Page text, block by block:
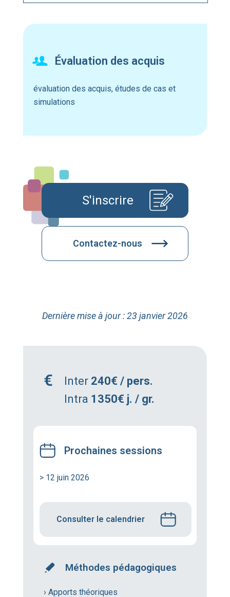
Évaluation des acquis
évaluation des acquis, études de cas et
simulations
S'inscrire
Contactez-nous
Dernière mise à jour : 23 janvier 2026
Inter 240€ / pers.
Intra 1350€ j. / gr.
Prochaines sessions
> 12 juin 2026
Consulter le calendrier
Méthodes pédagogiques
› Apports théoriques